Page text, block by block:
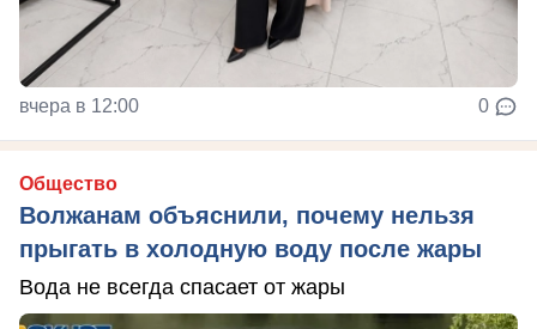
вчера в 12:00 0
Общество
Волжанам объяснили, почему нельзя
прыгать в холодную воду после жары
Вода не всегда спасает от жары